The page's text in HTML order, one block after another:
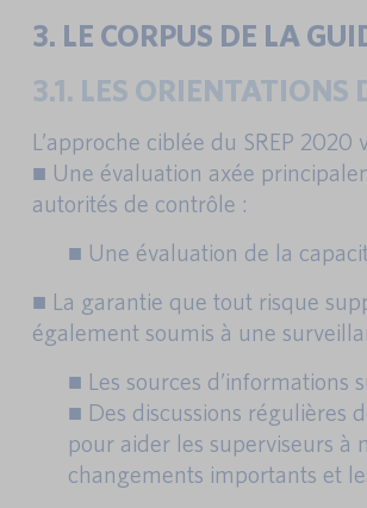
3. LE CORPUS DE LA
3.1. LES ORIENTATIONS
L’approche ciblée du SREP 2020
■ Une évaluation axée
autorités de contrôle :
■ Une évaluation de la
■ La garantie que tout risque
également soumis à une
■ Les sources
■ Des discussions régulières
pour aider les superviseurs à
changements importants et